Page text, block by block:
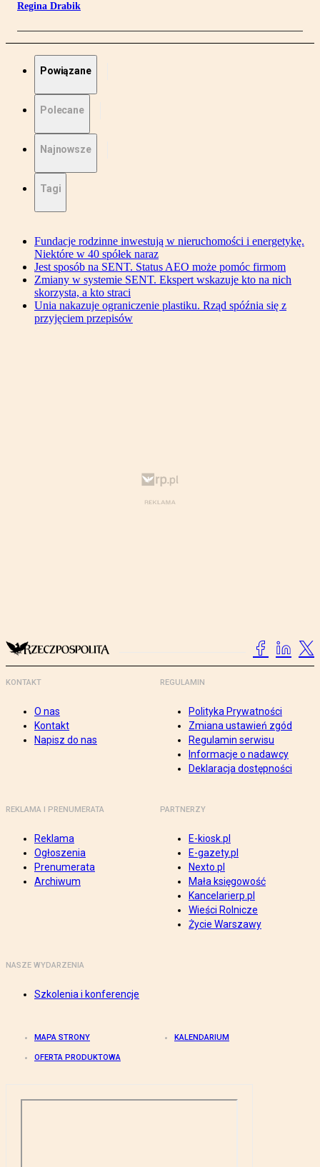
Regina Drabik
Powiązane
Polecane
Najnowsze
Tagi
Fundacje rodzinne inwestują w nieruchomości i energetykę.
Niektóre w 40 spółek naraz
Jest sposób na SENT. Status AEO może pomóc firmom
Zmiany w systemie SENT. Ekspert wskazuje kto na nich
skorzysta, a kto straci
Unia nakazuje ograniczenie plastiku. Rząd spóźnia się z
przyjęciem przepisów
KONTAKT
O nas
Kontakt
Napisz do nas
REGULAMIN
Polityka Prywatności
Zmiana ustawień zgód
Regulamin serwisu
Informacje o nadawcy
Deklaracja dostępności
REKLAMA I PRENUMERATA
Reklama
Ogłoszenia
Prenumerata
Archiwum
PARTNERZY
E-kiosk.pl
E-gazety.pl
Nexto.pl
Mała księgowość
Kancelarierp.pl
Wieści Rolnicze
Życie Warszawy
NASZE WYDARZENIA
Szkolenia i konferencje
MAPA STRONY KALENDARIUM
OFERTA PRODUKTOWA